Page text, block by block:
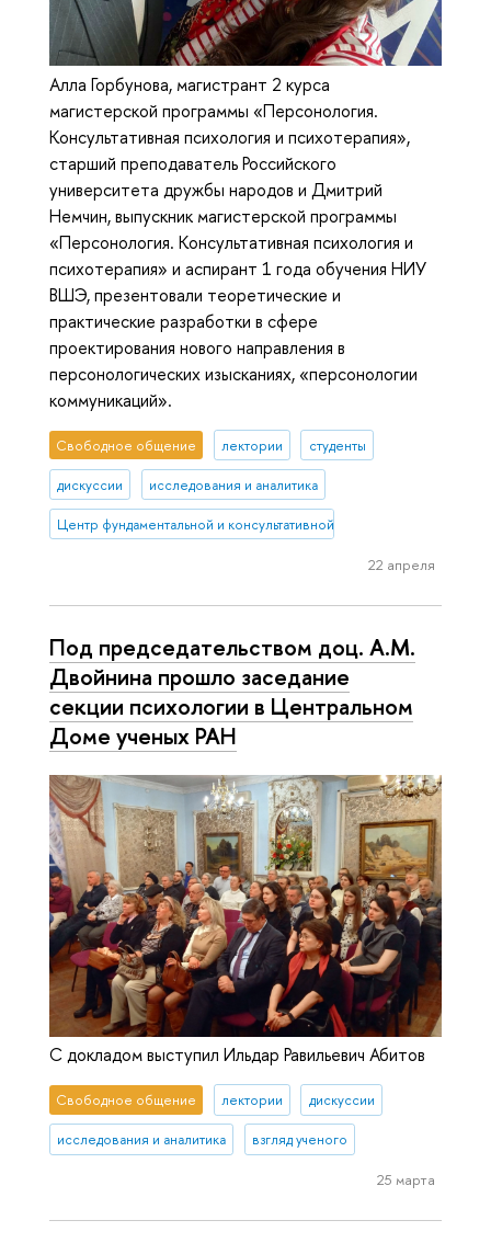
Алла Горбунова, магистрант 2 курса
магистерской программы «Персонология.
Консультативная психология и психотерапия»,
старший преподаватель Российского
университета дружбы народов и Дмитрий
Немчин, выпускник магистерской программы
«Персонология. Консультативная психология и
психотерапия» и аспирант 1 года обучения НИУ
ВШЭ, презентовали теоретические и
практические разработки в сфере
проектирования нового направления в
персонологических изысканиях, «персонологии
коммуникаций».
Свободное общение лектории студенты
дискуссии исследования и аналитика
Центр фундаментальной и консультативной персонологии
22 апреля
Под председательством доц. А.М.
Двойнина прошло заседание
секции психологии в Центральном
Доме ученых РАН
С докладом выступил Ильдар Равильевич Абитов
Свободное общение лектории дискуссии
исследования и аналитика взгляд ученого
25 марта